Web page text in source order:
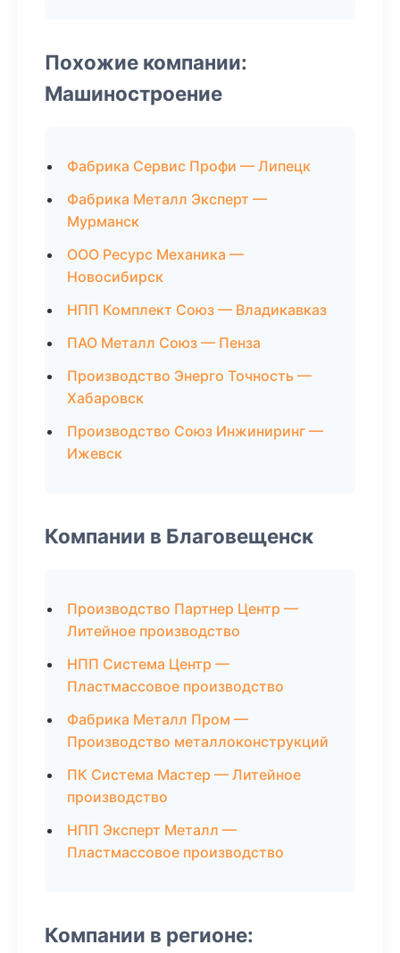
Похожие компании:
Машиностроение
Фабрика Сервис Профи — Липецк
Фабрика Металл Эксперт —
Мурманск
ООО Ресурс Механика —
Новосибирск
НПП Комплект Союз — Владикавказ
ПАО Металл Союз — Пенза
Производство Энерго Точность —
Хабаровск
Производство Союз Инжиниринг —
Ижевск
Компании в Благовещенск
Производство Партнер Центр —
Литейное производство
НПП Система Центр —
Пластмассовое производство
Фабрика Металл Пром —
Производство металлоконструкций
ПК Система Мастер — Литейное
производство
НПП Эксперт Металл —
Пластмассовое производство
Компании в регионе: